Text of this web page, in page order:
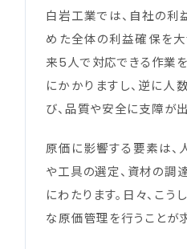
白岩工業では、自社の利
めた全体の利益確保を大
来5人で対応できる作業
にかかりますし、逆に人
び、品質や安全に支障が
原価に影響する要素は、
や工具の選定、資材の調
にわたります。日々、こ
な原価管理を行うことが